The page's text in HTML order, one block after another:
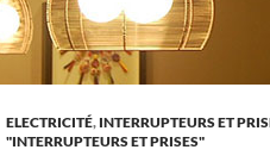
ELECTRICITÉ, INTERRUPTEURS ET
"INTERRUPTEURS ET PRISES"